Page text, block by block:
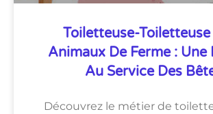
Toiletteuse-
Animaux De Ferme : Une
Au Service Des
Découvrez le métier de